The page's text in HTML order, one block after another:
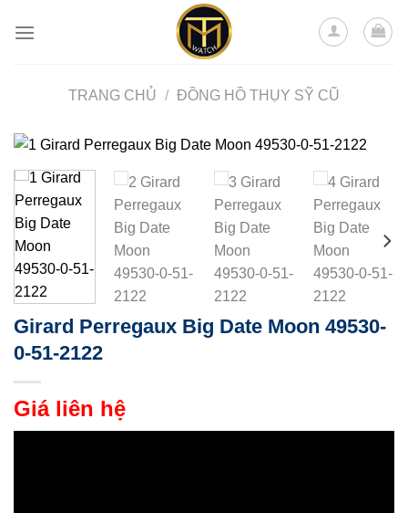
TRANG CHỦ / ĐỒNG HỒ THỤY SỸ CŨ
Girard Perregaux Big Date Moon 49530-
0-51-2122
Giá liên hệ